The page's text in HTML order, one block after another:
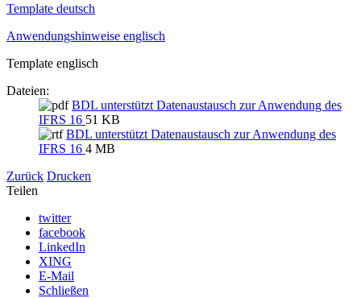
Template deutsch
Anwendungshinweise englisch
Template englisch
Dateien:
BDL unterstützt Datenaustausch zur Anwendung des
IFRS 16 51 KB
BDL unterstützt Datenaustausch zur Anwendung des
IFRS 16 4 MB
Zurück Drucken
Teilen
twitter
facebook
LinkedIn
XING
E-Mail
Schließen